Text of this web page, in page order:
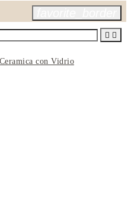
con Vidrio
 